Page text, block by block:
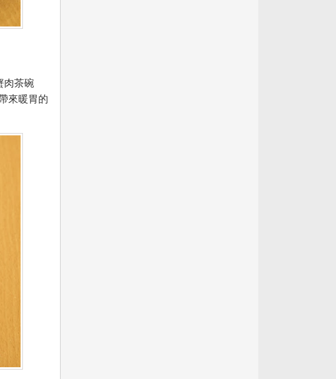
肉茶碗
來暖胃的